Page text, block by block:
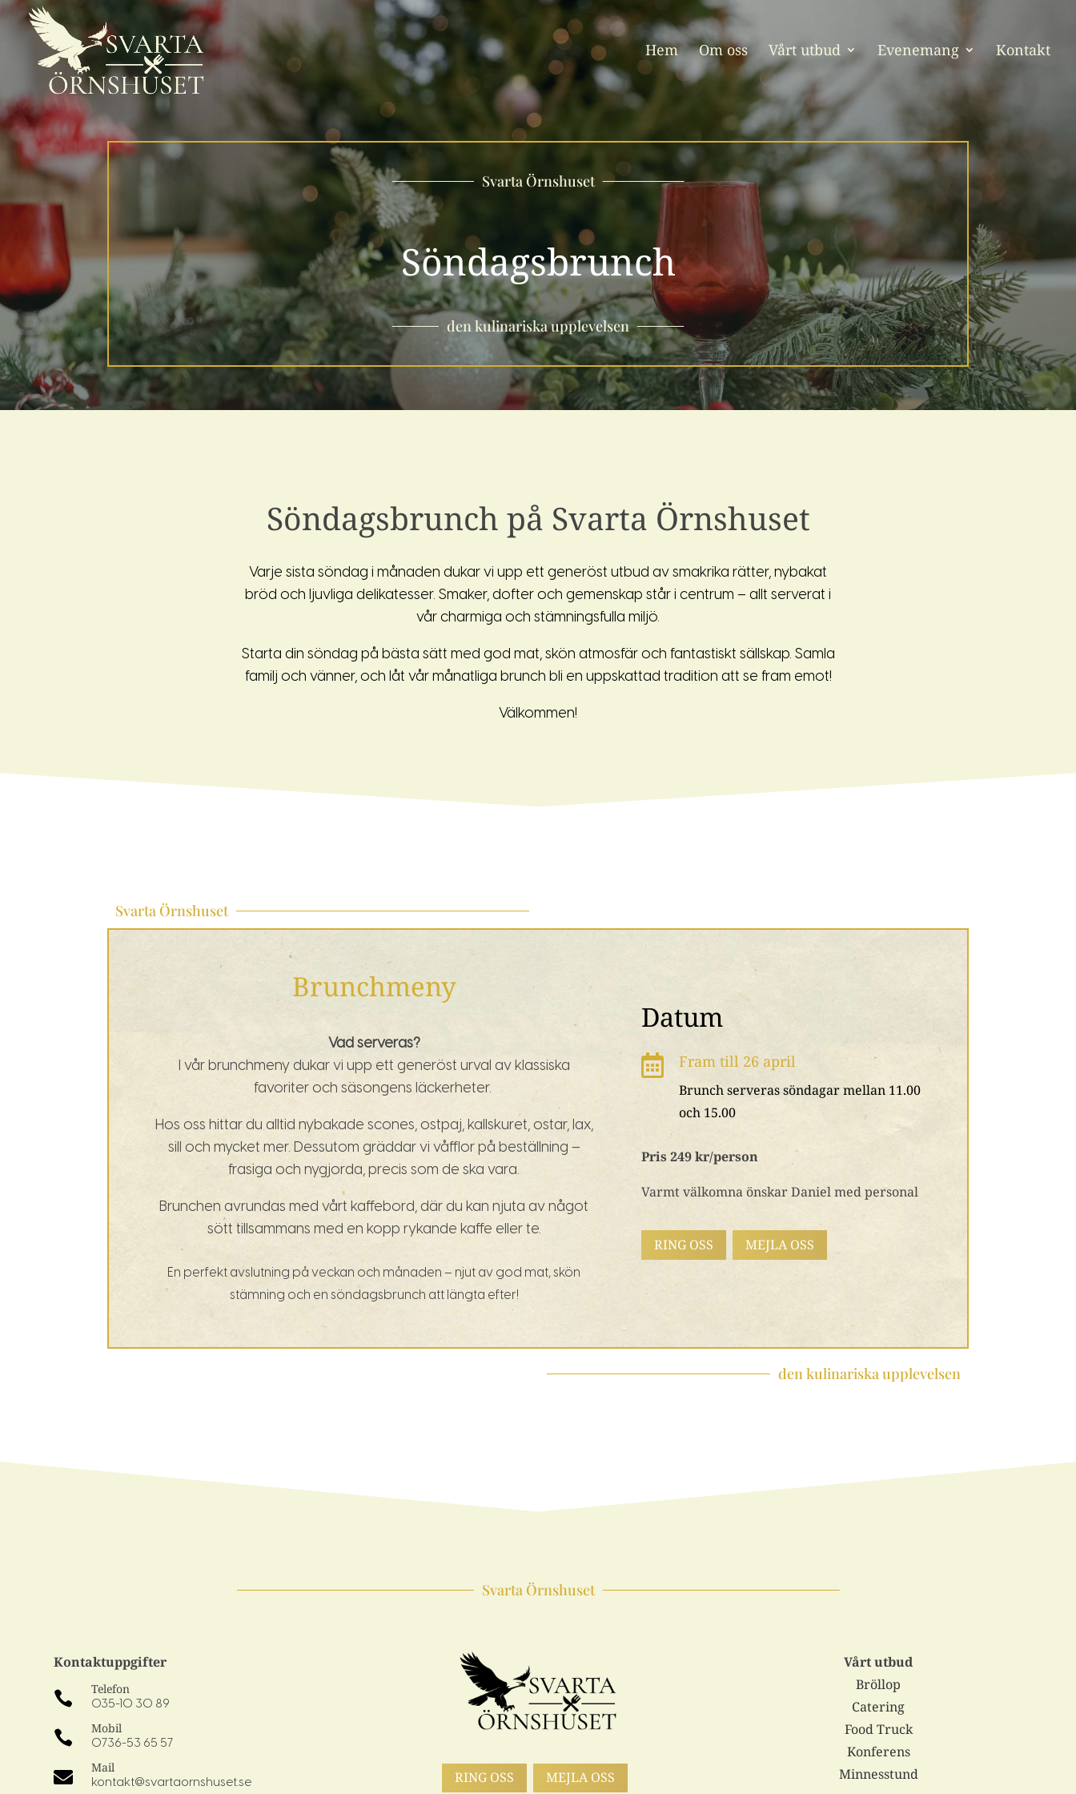
Hem Om oss Vårt utbud Evenemang Kontakt
Svarta Örnshuset
Söndagsbrunch
den kulinariska upplevelsen
Söndagsbrunch på Svarta Örnshuset
Varje sista söndag i månaden dukar vi upp ett generöst utbud av smakrika rätter, nybakat
bröd och ljuvliga delikatesser. Smaker, dofter och gemenskap står i centrum – allt serverat i
vår charmiga och stämningsfulla miljö.
Starta din söndag på bästa sätt med god mat, skön atmosfär och fantastiskt sällskap. Samla
familj och vänner, och låt vår månatliga brunch bli en uppskattad tradition att se fram emot!
Välkommen!
Svarta Örnshuset
Brunchmeny
Vad serveras?
I vår brunchmeny dukar vi upp ett generöst urval av klassiska
favoriter och säsongens läckerheter.
Hos oss hittar du alltid nybakade scones, ostpaj, kallskuret, ostar, lax,
sill och mycket mer. Dessutom gräddar vi våfflor på beställning –
frasiga och nygjorda, precis som de ska vara.
Brunchen avrundas med vårt kaffebord, där du kan njuta av något
sött tillsammans med en kopp rykande kaffe eller te.
En perfekt avslutning på veckan och månaden – njut av god mat, skön
stämning och en söndagsbrunch att längta efter!
Datum
 Fram till 26 april
Brunch serveras söndagar mellan 11.00
och 15.00
Pris 249 kr/person
Varmt välkomna önskar Daniel med personal
RING OSS MEJLA OSS
den kulinariska upplevelsen
Svarta Örnshuset
Kontaktuppgifter
 Telefon
035-10 30 89
 Mobil
0736-53 65 57

Mail
kontakt@svartaornshuset.se RING OSS MEJLA OSS
Vårt utbud
Bröllop
Catering
Food Truck
Konferens
Minnesstund